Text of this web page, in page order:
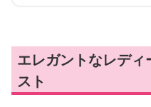
エレガントなレデ
スト